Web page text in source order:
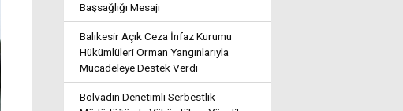
Başsağlığı Mesajı
Balıkesir Açık Ceza İnfaz Kurumu
Hükümlüleri Orman Yangınlarıyla
Mücadeleye Destek Verdi
Bolvadin Denetimli Serbestlik